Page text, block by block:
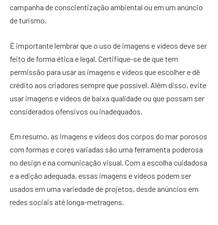
campanha de conscientização ambiental ou em um anúncio
de turismo.
É importante lembrar que o uso de imagens e vídeos deve ser
feito de forma ética e legal. Certifique-se de que tem
permissão para usar as imagens e vídeos que escolher e dê
crédito aos criadores sempre que possível. Além disso, evite
usar imagens e vídeos de baixa qualidade ou que possam ser
considerados ofensivos ou inadequados.
Em resumo, as imagens e vídeos dos corpos do mar porosos
com formas e cores variadas são uma ferramenta poderosa
no design e na comunicação visual. Com a escolha cuidadosa
e a edição adequada, essas imagens e vídeos podem ser
usados em uma variedade de projetos, desde anúncios em
redes sociais até longa-metragens.